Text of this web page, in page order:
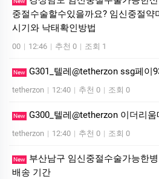
중절수술할수있을까요? 임신중절
시기와 낙태확인방법
00 | 12:46 | 추천 0 | 조회 1
New G301_텔레@tetherzon ssg페이
tetherzon | 12:40 | 추천 0 | 조회 0
New G300_텔레@tetherzon 이더리
tetherzon | 12:40 | 추천 0 | 조회 0
New
부산남구 임신중절수술가능한
배송 기간